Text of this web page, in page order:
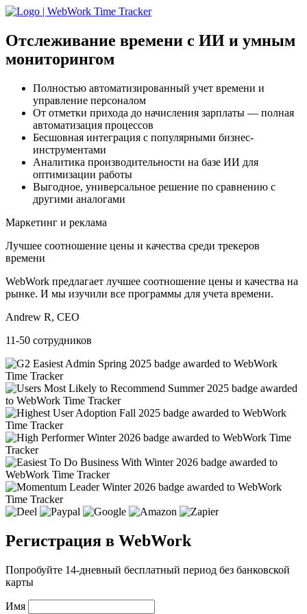
Отслеживание времени с ИИ и умным
мониторингом
Полностью автоматизированный учет времени и
управление персоналом
От отметки прихода до начисления зарплаты — полная
автоматизация процессов
Бесшовная интеграция с популярными бизнес-
инструментами
Аналитика производительности на базе ИИ для
оптимизации работы
Выгодное, универсальное решение по сравнению с
другими аналогами
Маркетинг и реклама
Лучшее соотношение цены и качества среди трекеров
времени
WebWork предлагает лучшее соотношение цены и качества на
рынке. И мы изучили все программы для учета времени.
Andrew R, CEO
11-50 сотрудников
Регистрация в WebWork
Попробуйте 14-дневный бесплатный период без банковской
карты
Имя